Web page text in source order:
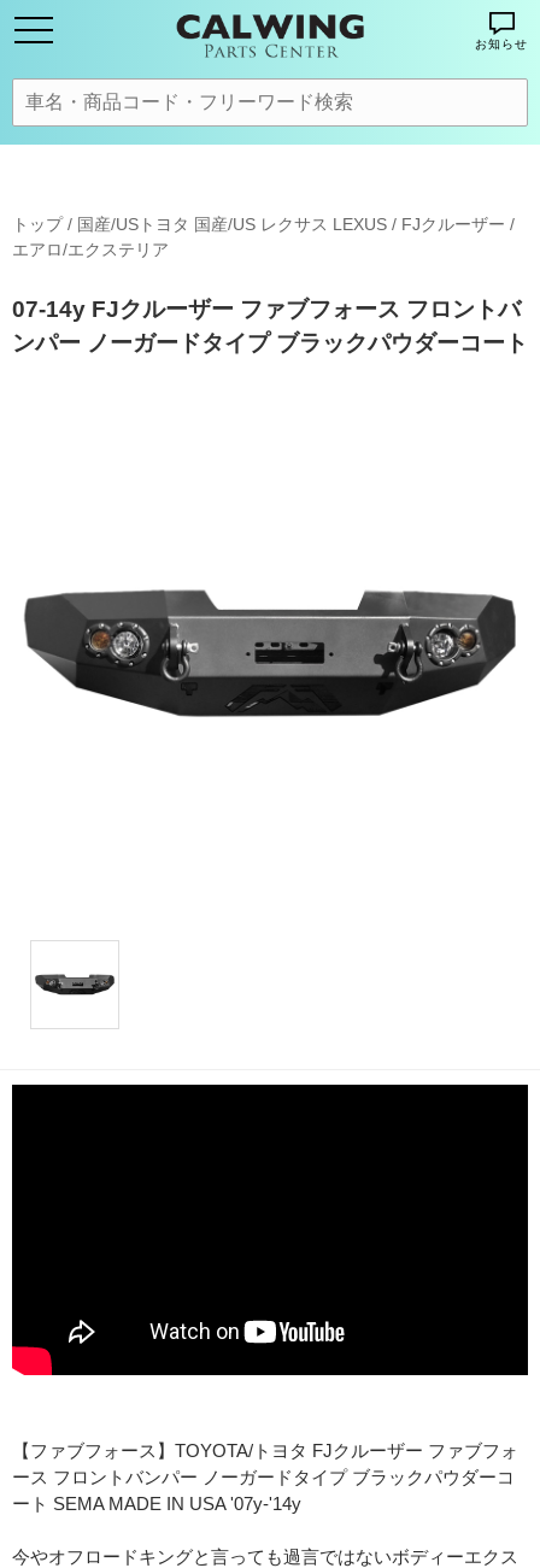
お知らせ
トップ/ 国産/USトヨタ 国産/US レクサス LEXUS / FJクルーザー /
エアロ/エクステリア
07-14y FJクルーザー ファブフォース フロントバ
ンパー ノーガードタイプ ブラックパウダーコート
【ファブフォース】TOYOTA/トヨタ FJクルーザー ファブフォ
ース フロントバンパー ノーガードタイプ ブラックパウダーコ
ート SEMA MADE IN USA '07y-'14y
今やオフロードキングと言っても過言ではないボディーエクス